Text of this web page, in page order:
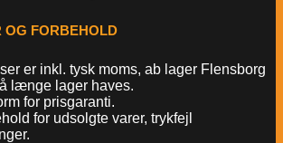
OG FORBEHOLD
er inkl. tysk moms, ab lager Flensborg
længe lager haves.
for prisgaranti.
for udsolgte varer, trykfejl